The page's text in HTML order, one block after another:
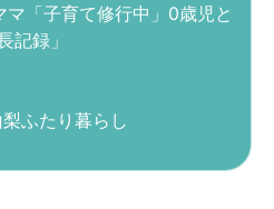
マ「子育て修行中」0歳児と
記録」
ふたり暮らし